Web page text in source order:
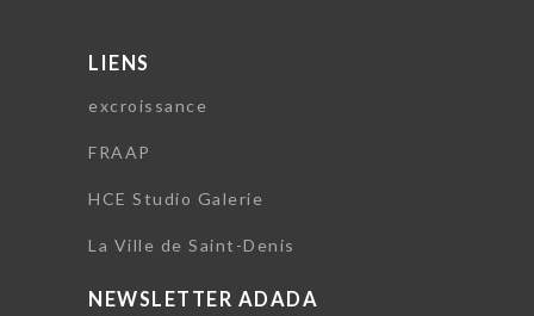
LIENS
excroissance
FRAAP
HCE Studio Galerie
La Ville de Saint-Denis
NEWSLETTER ADADA